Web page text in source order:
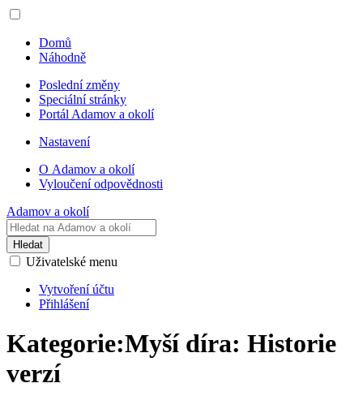
Domů
Náhodně
Poslední změny
Speciální stránky
Portál Adamov a okolí
Nastavení
O Adamov a okolí
Vyloučení odpovědnosti
Adamov a okolí
Hledat
Uživatelské menu
Vytvoření účtu
Přihlášení
Kategorie:Myší díra: Historie
verzí